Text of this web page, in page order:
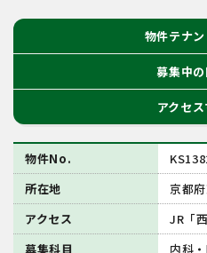
物件テナ
募集中
アクセ
物件No.
所在地
京都
アクセス
JR「
募集科目
内科